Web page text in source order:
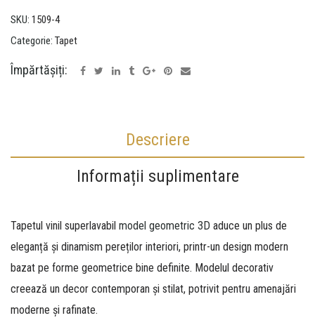
SKU: 1509-4
Categorie: Tapet
Împărtășiți:
Descriere
Informații suplimentare
Tapetul vinil superlavabil model geometric 3D aduce un plus de
eleganță și dinamism pereților interiori, printr-un design modern
bazat pe forme geometrice bine definite. Modelul decorativ
creează un decor contemporan și stilat, potrivit pentru amenajări
moderne și rafinate.